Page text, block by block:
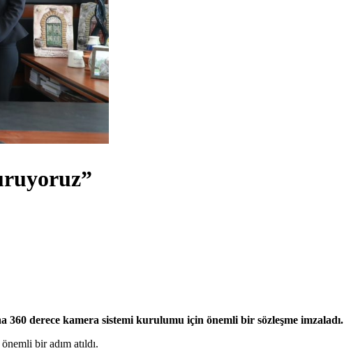
derece kamera sistemi kurulumu için önemli bir sözleşme imzaladı.
bir adım atıldı.